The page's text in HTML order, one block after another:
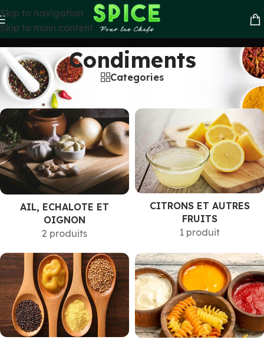
Skip to navigation
Skip to main content
Condiments
Categories
Accueil»Condiments
AIL, ECHALOTE ET
OIGNON
2 produits
CITRONS ET AUTRES
FRUITS
1 produit